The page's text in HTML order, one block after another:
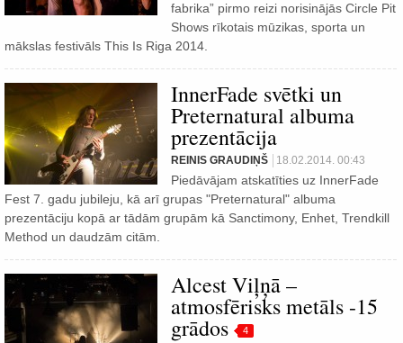
fabrika” pirmo reizi norisinājās Circle Pit
Shows rīkotais mūzikas, sporta un
mākslas festivāls This Is Riga 2014.
InnerFade svētki un
Preternatural albuma
prezentācija
REINIS GRAUDIŅŠ 18.02.2014. 00:43
Piedāvājam atskatīties uz InnerFade
Fest 7. gadu jubileju, kā arī grupas "Preternatural" albuma
prezentāciju kopā ar tādām grupām kā Sanctimony, Enhet, Trendkill
Method un daudzām citām.
Alcest Viļņā –
atmosfērisks metāls -15
grādos 4